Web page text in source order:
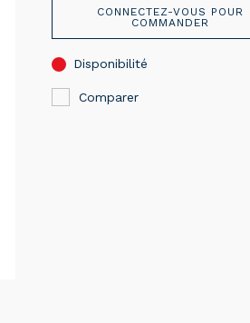
CONNECTEZ-VOUS POUR
COMMANDER
Disponibilité
Comparer